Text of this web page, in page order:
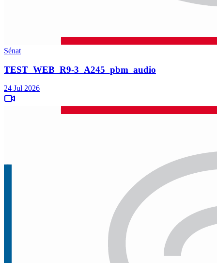
Sénat
TEST_WEB_R9-3_A245_pbm_audio
24 Jul 2026